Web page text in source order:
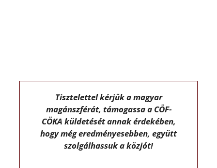
Tisztelettel kérjük a magyar
magánszférát, támogassa a CÖF-
CÖKA küldetését annak érdekében,
hogy még eredményesebben, együtt
szolgálhassuk a közjót!